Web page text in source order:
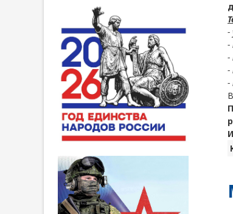
-
-
-
-
-